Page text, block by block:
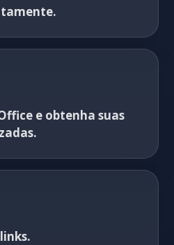
e obtenha suas